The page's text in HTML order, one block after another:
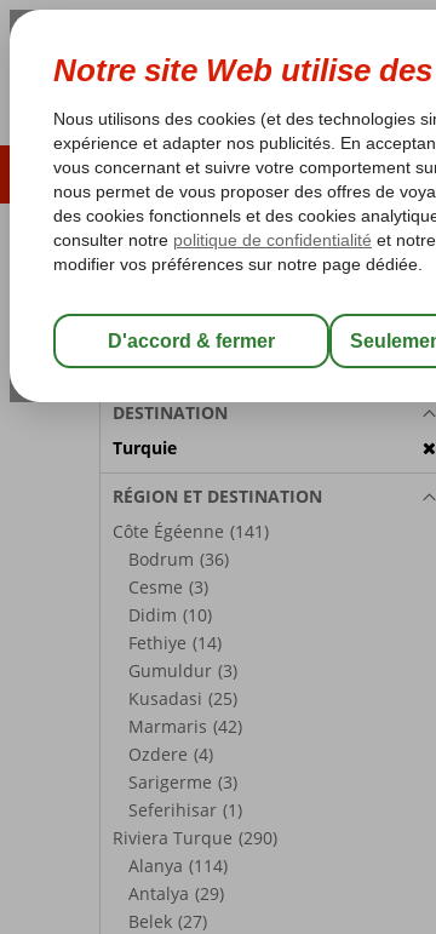
ÉTÉ 2026 LAST
Les garanties de vacances
Chambre 1: 2 Personnes
Modifier les participants
DESTINATION
Turquie
RÉGION ET DESTINATION
Côte Égéenne (141)
Bodrum (36)
Cesme (3)
Didim (10)
Fethiye (14)
Gumuldur (3)
Kusadasi (25)
Marmaris (42)
Ozdere (4)
Sarigerme (3)
Seferihisar (1)
Riviera Turque (290)
Alanya (114)
Antalya (29)
Belek (27)